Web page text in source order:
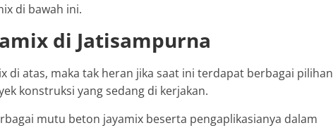
di bawah ini.
di Jatisampurna
di atas, maka tak heran jika saat ini terdapat berbagai pilihan
konstruksi yang sedang di kerjakan.
mutu beton jayamix beserta pengaplikasianya dalam